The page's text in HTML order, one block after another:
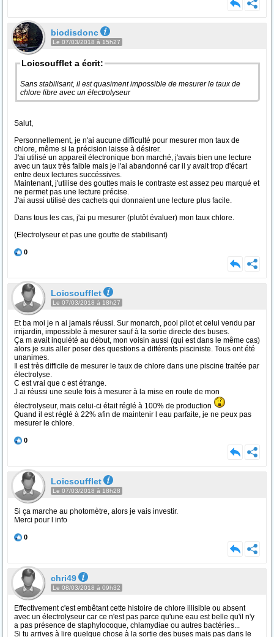
biodisdonc
Le 07/03/2018 à 15h27
Loicsoufflet a écrit:
Sans stabilisant, il est quasiment impossible de mesurer le taux de
chlore libre avec un électrolyseur
Salut,
Personnellement, je n'ai aucune difficulté pour mesurer mon taux de
chlore, même si la précision laisse à désirer.
J'ai utilisé un appareil électronique bon marché, j'avais bien une lecture
avec un taux très faible mais je l'ai abandonné car il y avait trop d'écart
entre deux lectures succéssives.
Maintenant, j'utilise des gouttes mais le contraste est assez peu marqué et
ne permet pas une lecture précise.
J'ai aussi utilisé des cachets qui donnaient une lecture plus facile.
Dans tous les cas, j'ai pu mesurer (plutôt évaluer) mon taux chlore.
(Electrolyseur et pas une goutte de stabilisant)
0
Loicsoufflet
Le 07/03/2018 à 18h27
Et ba moi je n ai jamais réussi. Sur monarch, pool pilot et celui vendu par
irrijardin, impossible à mesurer sauf à la sortie directe des buses.
Ça m avait inquiété au début, mon voisin aussi (qui est dans le même cas)
alors je suis aller poser des questions a différents pisciniste. Tous ont été
unanimes.
Il est très difficile de mesurer le taux de chlore dans une piscine traitée par
électrolyse.
C est vrai que c est étrange.
J ai réussi une seule fois à mesurer à la mise en route de mon
électrolyseur, mais celui-ci était réglé à 100% de production
Quand il est réglé à 22% afin de maintenir l eau parfaite, je ne peux pas
mesurer le chlore.
0
Loicsoufflet
Le 07/03/2018 à 18h28
Si ça marche au photomètre, alors je vais investir.
Merci pour l info
0
chri49
Le 08/03/2018 à 09h32
Effectivement c'est embêtant cette histoire de chlore illisible ou absent
avec un électrolyseur car ce n'est pas parce qu'une eau est belle qu'il n'y
a pas présence de staphylocoque, chlamydiae ou autres bactéries...
Si tu arrives à lire quelque chose à la sortie des buses mais pas dans le